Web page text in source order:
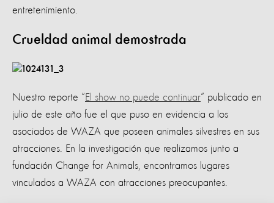
entretenimiento.
Crueldad animal demostrada
Nuestro reporte “El show no puede continuar” publicado en
julio de este año fue el que puso en evidencia a los
asociados de WAZA que poseen animales silvestres en sus
atracciones. En la investigación que realizamos junto a
fundación Change for Animals, encontramos lugares
vinculados a WAZA con atracciones preocupantes.